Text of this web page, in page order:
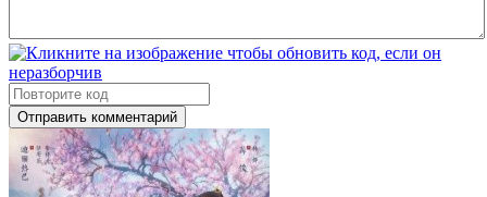
Отправить комментарий